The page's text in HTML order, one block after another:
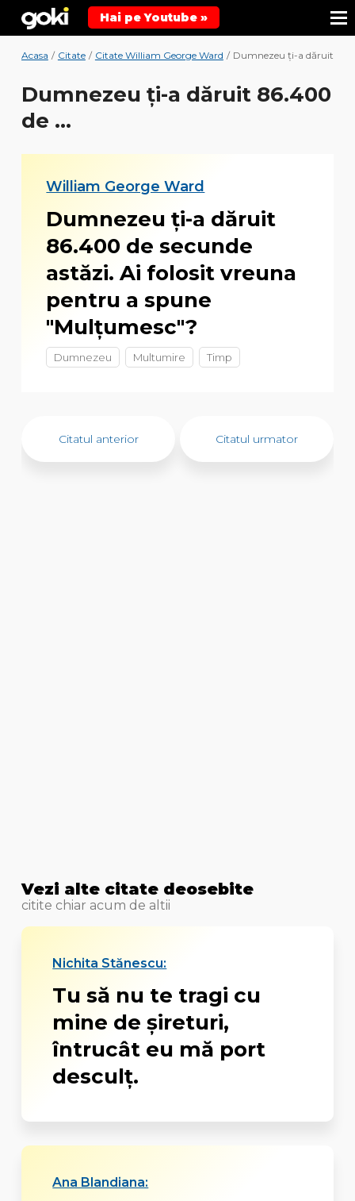
Hai pe Youtube »
Acasa / Citate / Citate William George Ward / Dumnezeu ți-a dăruit
Dumnezeu ți-a dăruit 86.400
de ...
William George Ward
Dumnezeu ți-a dăruit
86.400 de secunde
astăzi. Ai folosit vreuna
pentru a spune
"Mulțumesc"?
Dumnezeu Multumire Timp
Citatul anterior Citatul urmator
Vezi alte citate deosebite
citite chiar acum de altii
Nichita Stănescu:
Tu să nu te tragi cu
mine de șireturi,
întrucât eu mă port
desculț.
Ana Blandiana: